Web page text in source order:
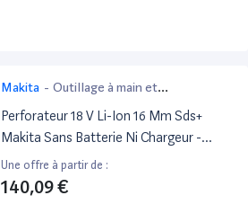
Makita - Outillage à main et
électroportatif
Perforateur 18 V Li-Ion 16 Mm Sds+
Makita Sans Batterie Ni Chargeur -
Dhr165Z
Une offre à partir de :
140,09 €